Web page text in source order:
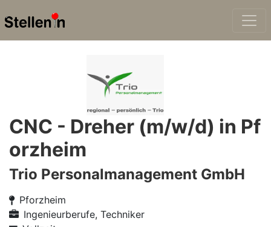
CNC - Dreher (m/w/d) in Pf
orzheim
Trio Personalmanagement GmbH
Pforzheim
Ingenieurberufe, Techniker